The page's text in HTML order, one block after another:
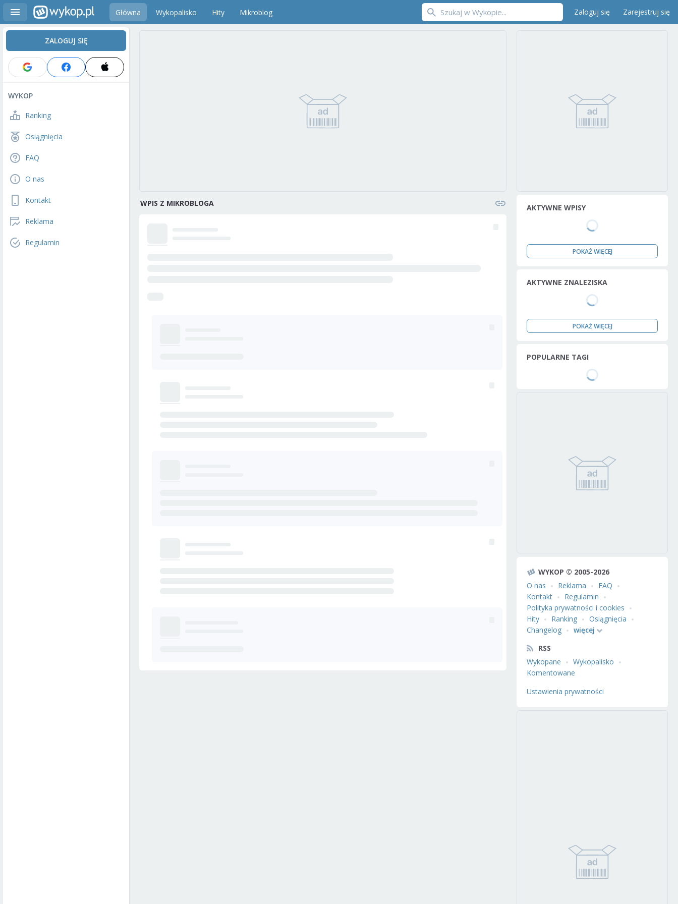
Główna Wykopalisko Hity Mikroblog Zaloguj się Zarejestruj się
ZALOGUJ SIĘ
WYKOP
Ranking
Osiągnięcia
FAQ
O nas
Kontakt
Reklama
Regulamin
WPIS Z MIKROBLOGA AKTYWNE WPISY
POKAŻ WIĘCEJ
AKTYWNE ZNALEZISKA
POKAŻ WIĘCEJ
POPULARNE TAGI
WYKOP © 2005-2026
O nas
Reklama
FAQ
Kontakt
Regulamin
Polityka prywatności i cookies
Hity
Ranking
Osiągnięcia
Changelog
więcej
RSS
Wykopane
Wykopalisko
Komentowane
Ustawienia prywatności